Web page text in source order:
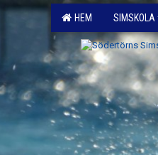
HEM SIMSKOLA